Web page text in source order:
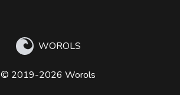
WOROLS
© 2019-2026 Worols